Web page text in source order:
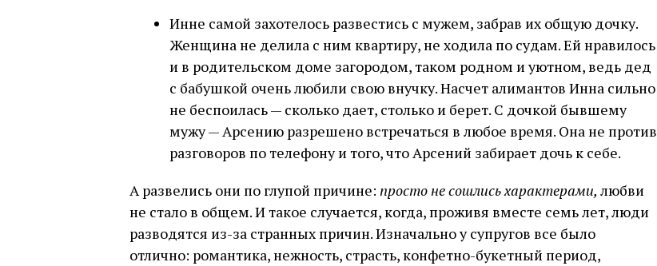
Инне самой захотелось развестись с мужем, забрав их общую дочку.
Женщина не делила с ним квартиру, не ходила по судам. Ей нравилось
и в родительском доме загородом, таком родном и уютном, ведь дед
с бабушкой очень любили свою внучку. Насчет алимантов Инна сильно
не беспоилась — сколько дает, столько и берет. С дочкой бывшему
мужу — Арсению разрешено встречаться в любое время. Она не против
разговоров по телефону и того, что Арсений забирает дочь к себе.
А развелись они по глупой причине: просто не сошлись характерами, любви
не стало в общем. И такое случается, когда, проживя вместе семь лет, люди
разводятся из-за странных причин. Изначально у супругов все было
отлично: романтика, нежность, страсть, конфетно-букетный период,